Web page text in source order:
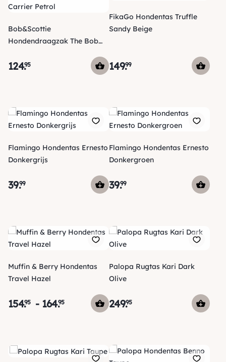
Bob&Scottie
Hondendraagzak The Bob
124.95
FikaGo Hondentas Truffle
Sandy Beige
149.99
Flamingo Hondentas Ernesto
Donkergrijs
39.99
Flamingo Hondentas Ernesto
Donkergroen
39.99
Muffin & Berry Hondentas
Travel Hazel
154.95 - 164.95
Palopa Rugtas Kari Dark
Olive
249.95